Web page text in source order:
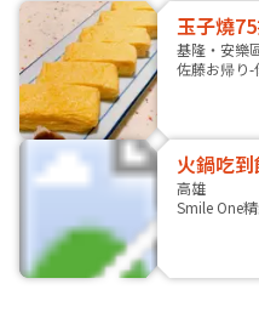
玉子燒
基隆・安樂
佐藤お帰り-
火鍋吃
高雄
Smile One